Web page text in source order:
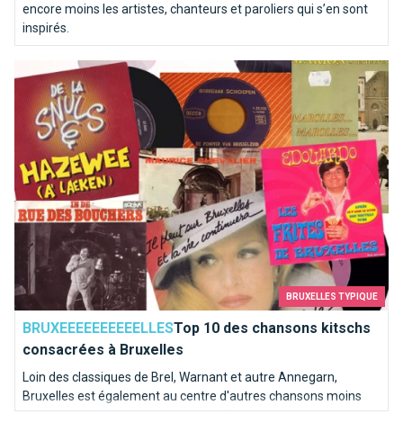
encore moins les artistes, chanteurs et paroliers qui s’en sont
inspirés.
BRUXELLES TYPIQUE
BRUXEEEEEEEEEELLESTop 10 des chansons kitschs
consacrées à Bruxelles
Loin des classiques de Brel, Warnant et autre Annegarn,
Bruxelles est également au centre d'autres chansons moins
connues. Nous avons poussé une pièce dans le juke-box de la
Top 10 des chansons kitschs consacrées à Bruxelles